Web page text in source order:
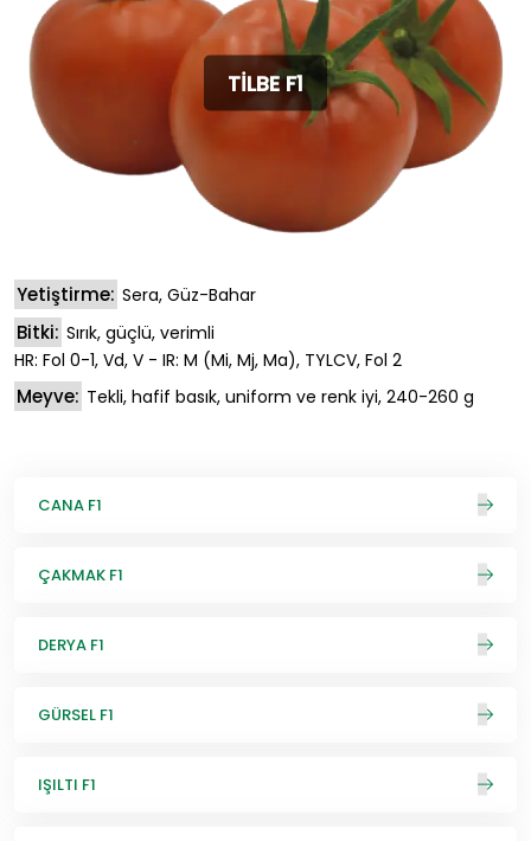
TİLBE F1
Yetiştirme: Sera, Güz-Bahar
Bitki: Sırık, güçlü, verimli
HR: Fol 0-1, Vd, V - IR: M (Mi, Mj, Ma), TYLCV, Fol 2
Meyve: Tekli, hafif basık, uniform ve renk iyi, 240-260 g
CANA F1
ÇAKMAK F1
DERYA F1
GÜRSEL F1
IŞILTI F1